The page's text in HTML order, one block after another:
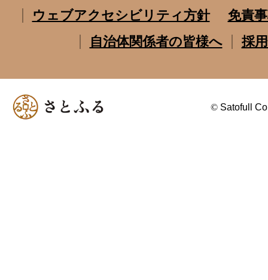
ウェブアクセシビリティ方針
免責
自治体関係者の皆様へ
採
© Satofull